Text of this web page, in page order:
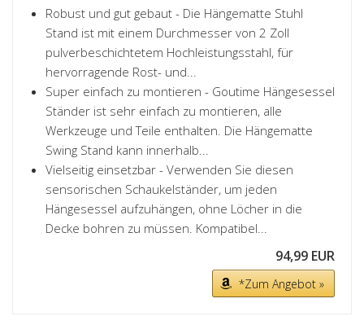
Robust und gut gebaut - Die Hängematte Stuhl
Stand ist mit einem Durchmesser von 2 Zoll
pulverbeschichtetem Hochleistungsstahl, für
hervorragende Rost- und...
Super einfach zu montieren - Goutime Hängesessel
Ständer ist sehr einfach zu montieren, alle
Werkzeuge und Teile enthalten. Die Hängematte
Swing Stand kann innerhalb...
Vielseitig einsetzbar - Verwenden Sie diesen
sensorischen Schaukelständer, um jeden
Hängesessel aufzuhängen, ohne Löcher in die
Decke bohren zu müssen. Kompatibel...
94,99 EUR
*Zum Angebot »